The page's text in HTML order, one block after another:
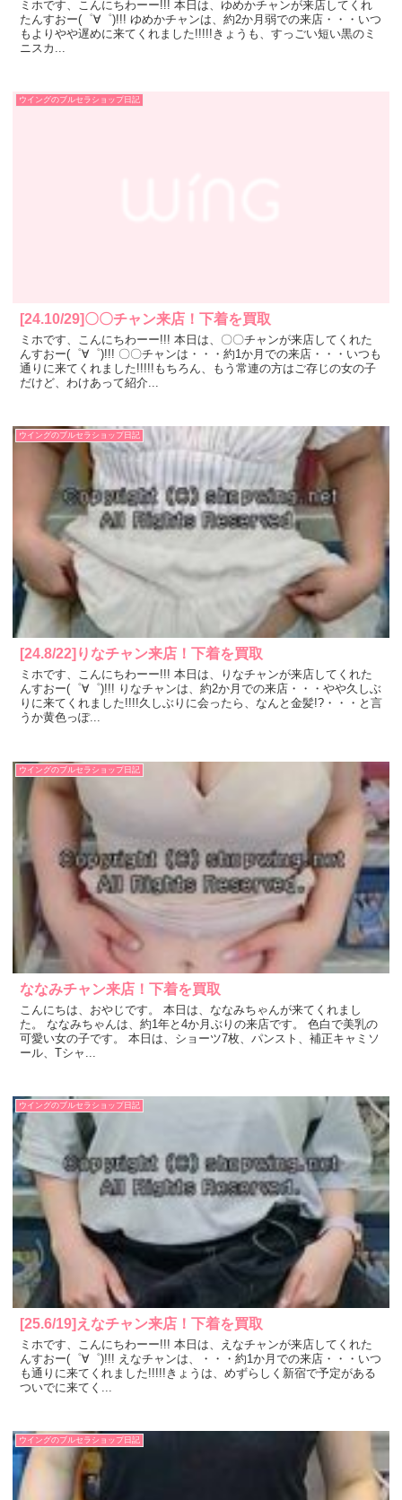
ミホです、こんにちわーー!!! 本日は、ゆめかチャンが来店してくれ
たんすおー(゜∀゜)!!! ゆめかチャンは、約2か月弱での来店・・・いつ
もよりやや遅めに来てくれました!!!!!きょうも、すっごい短い黒のミ
ニスカ...
ウイングのブルセラショップ日記
[24.10/29]〇〇チャン来店！下着を買取
ミホです、こんにちわーー!!! 本日は、〇〇チャンが来店してくれた
んすおー(゜∀゜)!!! 〇〇チャンは・・・約1か月での来店・・・いつも
通りに来てくれました!!!!!もちろん、もう常連の方はご存じの女の子
だけど、わけあって紹介...
ウイングのブルセラショップ日記
[24.8/22]りなチャン来店！下着を買取
ミホです、こんにちわーー!!! 本日は、りなチャンが来店してくれた
んすおー(゜∀゜)!!! りなチャンは、約2か月での来店・・・やや久しぶ
りに来てくれました!!!!久しぶりに会ったら、なんと金髪!?・・・と言
うか黄色っぽ...
ウイングのブルセラショップ日記
ななみチャン来店！下着を買取
こんにちは、おやじです。 本日は、ななみちゃんが来てくれまし
た。 ななみちゃんは、約1年と4か月ぶりの来店です。 色白で美乳の
可愛い女の子です。 本日は、ショーツ7枚、パンスト、補正キャミソ
ール、Tシャ...
ウイングのブルセラショップ日記
[25.6/19]えなチャン来店！下着を買取
ミホです、こんにちわーー!!! 本日は、えなチャンが来店してくれた
んすおー(゜∀゜)!!! えなチャンは、・・・約1か月での来店・・・いつ
も通りに来てくれました!!!!!きょうは、めずらしく新宿で予定がある
ついでに来てく...
ウイングのブルセラショップ日記